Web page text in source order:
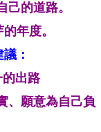
的道路。
年度。
：
出路
、願意為自己負